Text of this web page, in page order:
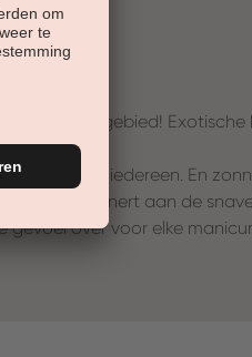
van iedereen. En
toon herinnert aan de
over voor elke